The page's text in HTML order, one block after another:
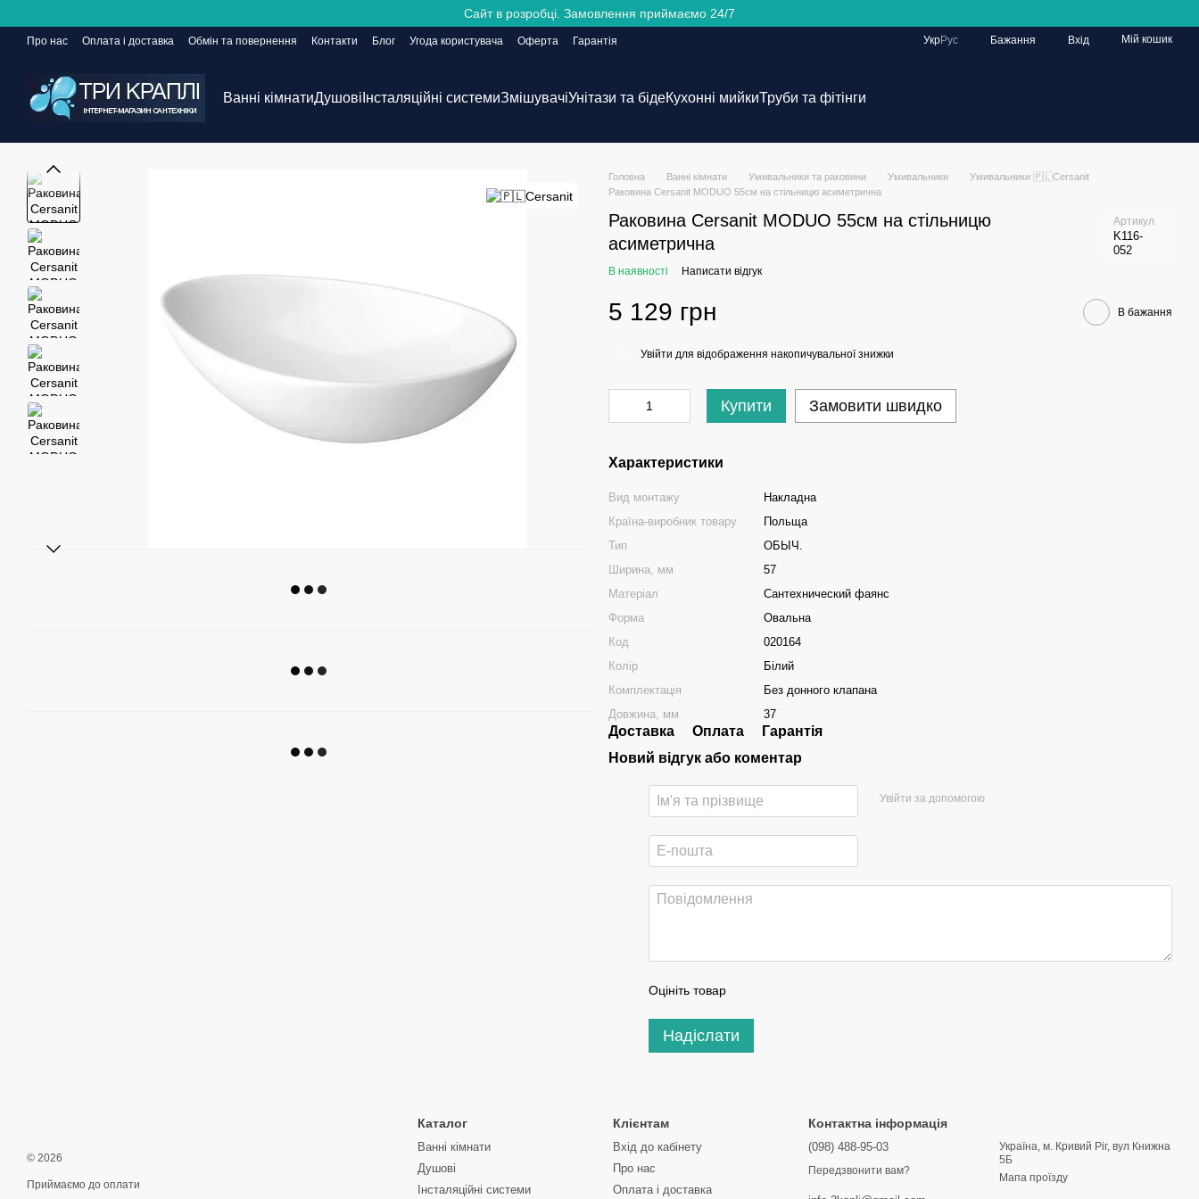
Сайт в розробці. Замовлення приймаємо 24/7
Про нас Оплата і доставка Обмін та повернення Контакти Блог Угода користувача Оферта
Гарантія
УкрРус Бажання Вхід Мій кошик
Ванні кімнатиДушові Інсталяційні системиЗмішувачіУнітази та бідеКухонні мийкиТруби та фітінги
Головна Ванні кімнати Умивальники та раковини Умивальники
Умивальники 🇵🇱Cersanit
Раковина Cersanit MODUO 55см на стільницю асиметрична
Раковина Cersanit MODUO 55см на стільницю
асиметрична
Артикул
K116-
052
В наявності Написати відгук
5 129 грн В бажання
Увійти для відображення накопичувальної знижки
Купити Замовити швидко
Характеристики
Вид монтажу
Накладна
Країна-виробник товару
Польща
Тип
ОБЫЧ.
Ширина, мм
57
Матеріал
Сантехнический фаянс
Форма
Овальна
Код
020164
Колір
Білий
Комплектація
Без донного клапана
Довжина, мм
37
Доставка Оплата
Гарантія
Новий відгук або коментар
Увійти за допомогою
Оцініть товар
Надіслати
© 2026
Приймаємо до оплати
Каталог
Ванні кімнати
Душові
Інсталяційні системи
Клієнтам
Вхід до кабінету
Про нас
Оплата і доставка
Контактна інформація
(098) 488-95-03
Передзвонити вам?
Україна, м. Кривий Ріг, вул Книжна
5Б
Мапа проїзду